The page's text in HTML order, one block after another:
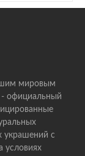
мировым
официальный
украшений с
условиях